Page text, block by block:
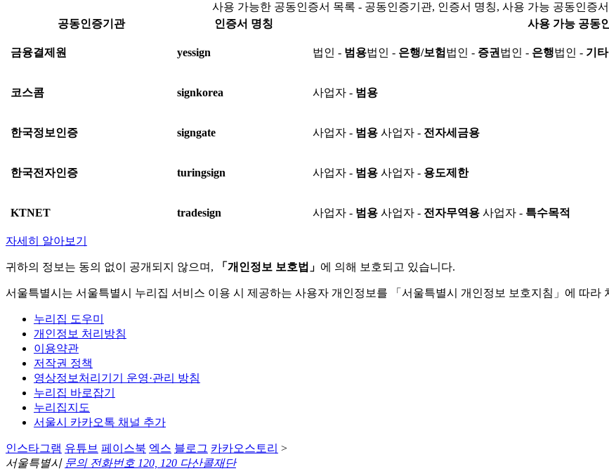
사용 가능한 공동인증서 목록 - 공동인증기관, 인증서 명칭, 사용 가능 공동인증
공동인증기관
인증서 명칭 사용 가능 공동
금융결제원 yessign 법인 - 범용법인 - 은행/보험 법인 - 증권 법인 - 은행법인 - 기
코스콤 signkorea 사업자 - 범용
한국정보인증 signgate 사업자 - 범용 사업자 - 전자세금용
한국전자인증 turingsign 사업자 - 범용 사업자 - 용도제한
KTNET tradesign 사업자 - 범용 사업자 - 전자무역용 사업자 - 특수목적
자세히 알아보기
귀하의 정보는 동의 없이 공개되지 않으며, 「개인정보 보호법」 에 의해 보호되고 있습니다.
서울특별시는 서울특별시 누리집 서비스 이용 시 제공하는 사용자 개인정보를 「서울특별시 개인정보 보호지침」에 따라
누리집 도우미
개인정보 처리방침
이용약관
저작권 정책
영상정보처리기기 운영·관리 방침
누리집 바로잡기
누리집지도
서울시 카카오톡 채널 추가
인스타그램 유튜브 페이스북 엑스 블로그 카카오스토리 >
서울특별시 문의 전화번호 120, 120 다산콜재단